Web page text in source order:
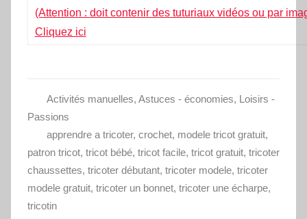
(Attention : doit contenir des tuturiaux vidéos ou par
Cliquez ici
Activités manuelles, Astuces - économies, Loisirs -
Passions
apprendre a tricoter, crochet, modele tricot gratuit,
patron tricot, tricot bébé, tricot facile, tricot gratuit, tricoter
chaussettes, tricoter débutant, tricoter modele, tricoter
modele gratuit, tricoter un bonnet, tricoter une écharpe,
tricotin